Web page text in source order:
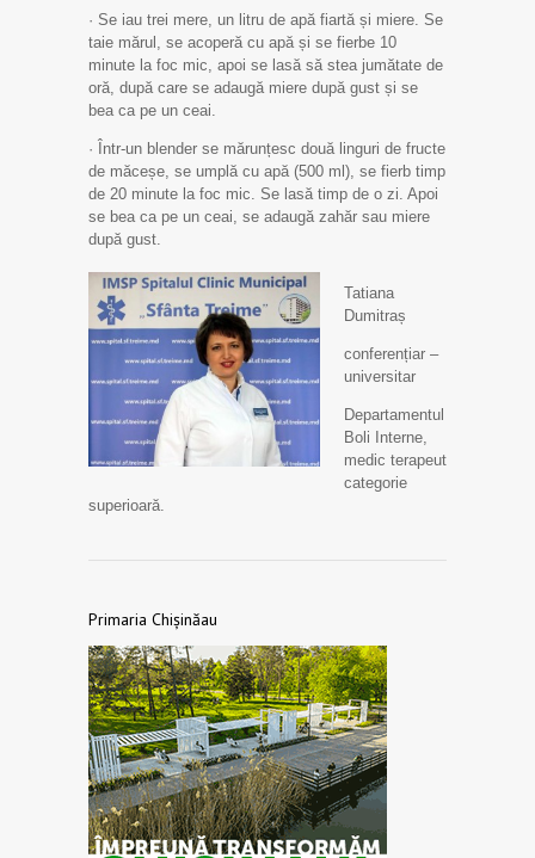
· Se iau trei mere, un litru de apă fiartă și miere. Se
taie mărul, se acoperă cu apă și se fierbe 10
minute la foc mic, apoi se lasă să stea jumătate de
oră, după care se adaugă miere după gust și se
bea ca pe un ceai.
· Într-un blender se mărunțesc două linguri de fructe
de măceșe, se umplă cu apă (500 ml), se fierb timp
de 20 minute la foc mic. Se lasă timp de o zi. Apoi
se bea ca pe un ceai, se adaugă zahăr sau miere
după gust.
Tatiana
Dumitraș
conferențiar –
universitar
Departamentul
Boli Interne,
medic terapeut
categorie
superioară.
Primaria Chișinăau